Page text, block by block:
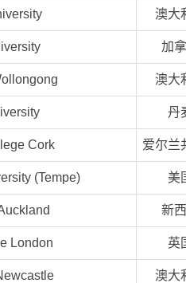
澳大
加
澳大
丹
Cork 爱尔兰
(Tempe) 美
新
London 英
澳大